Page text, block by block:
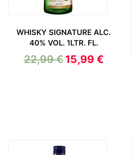
WHISKY SIGNATURE ALC.
40% VOL. 1LTR. FL.
22,99€ 15,99 €